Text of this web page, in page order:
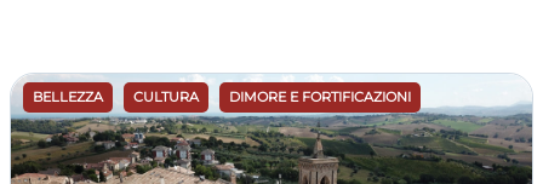
BELLEZZA CULTURA DIMORE E FORTIFICAZIONI